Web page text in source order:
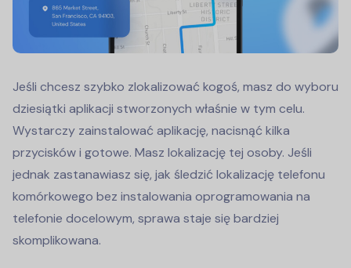
Jeśli chcesz szybko zlokalizować kogoś, masz do wyboru
dziesiątki aplikacji stworzonych właśnie w tym celu.
Wystarczy zainstalować aplikację, nacisnąć kilka
przycisków i gotowe. Masz lokalizację tej osoby. Jeśli
jednak zastanawiasz się, jak śledzić lokalizację telefonu
komórkowego bez instalowania oprogramowania na
telefonie docelowym, sprawa staje się bardziej
skomplikowana.